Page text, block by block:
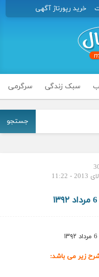
خرید رپورتاژ آگهی
سبک زندگی سرگرمی
جستجو
زیر می باشد: